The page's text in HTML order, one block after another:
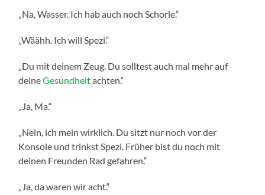
„Na, Wasser. Ich hab auch noch Schorle.“
„Wäähh. Ich will Spezi.“
„Du mit deinem Zeug. Du solltest auch mal mehr auf
deineGesundheitachten.“
„Ja, Ma.“
„Nein, ich mein wirklich. Du sitzt nur noch vor der
Konsole und trinkst Spezi. Früher bist du noch mit
deinen Freunden Rad gefahren.“
„Ja, da waren wir acht.“